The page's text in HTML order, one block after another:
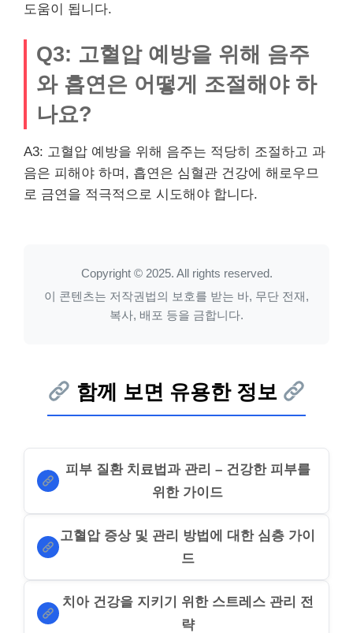
도움이 됩니다.
Q3: 고혈압 예방을 위해 음주
와 흡연은 어떻게 조절해야 하
나요?
A3: 고혈압 예방을 위해 음주는 적당히 조절하고 과
음은 피해야 하며, 흡연은 심혈관 건강에 해로우므
로 금연을 적극적으로 시도해야 합니다.
Copyright © 2025. All rights reserved.
이 콘텐츠는 저작권법의 보호를 받는 바, 무단 전재,
복사, 배포 등을 금합니다.
함께 보면 유용한 정보
피부 질환 치료법과 관리 – 건강한 피부를
위한 가이드
고혈압 증상 및 관리 방법에 대한 심층 가이
드
치아 건강을 지키기 위한 스트레스 관리 전
략